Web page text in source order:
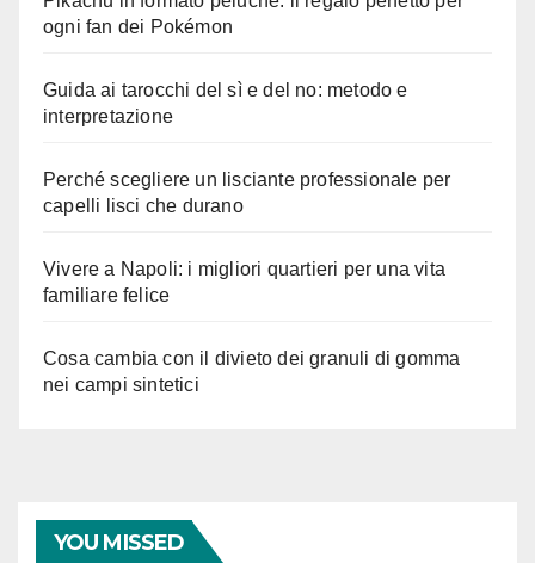
ogni fan dei Pokémon
Guida ai tarocchi del sì e del no: metodo e
interpretazione
Perché scegliere un lisciante professionale per
capelli lisci che durano
Vivere a Napoli: i migliori quartieri per una vita
familiare felice
Cosa cambia con il divieto dei granuli di gomma
nei campi sintetici
YOU MISSED